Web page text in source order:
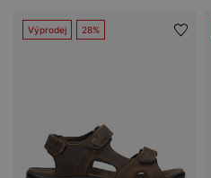
Výprodej 28%